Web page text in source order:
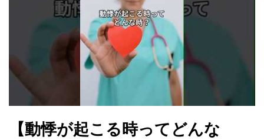
【動悸が起こる時ってどんな